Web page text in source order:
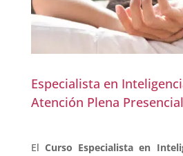
Especialista en
Atención Plena Presencial
El Curso Especialista en